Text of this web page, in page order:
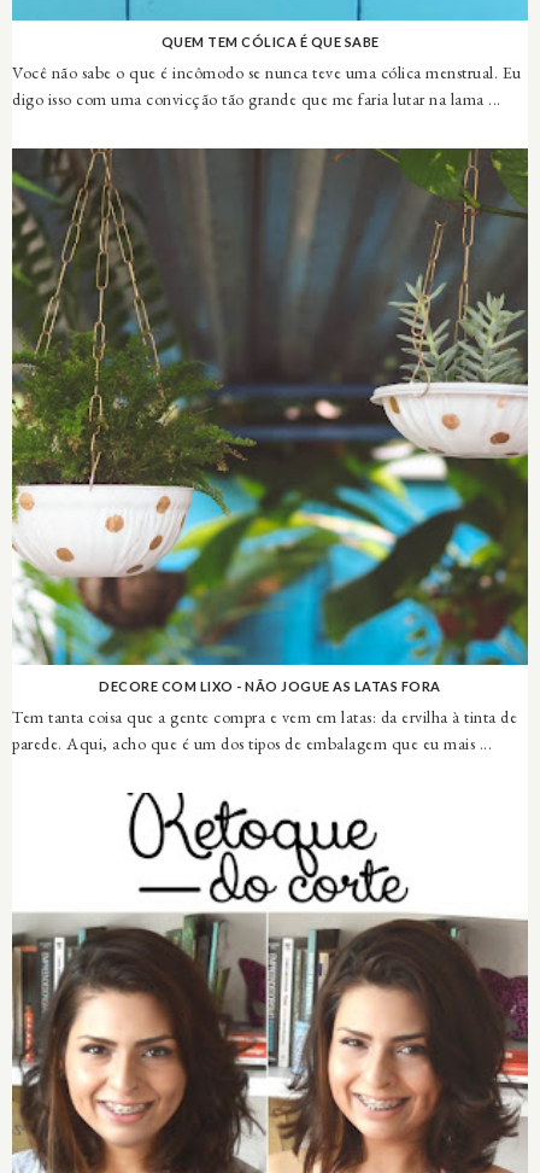
QUEM TEM CÓLICA É QUE SABE
Você não sabe o que é incômodo se nunca teve uma cólica menstrual. Eu
digo isso com uma convicção tão grande que me faria lutar na lama ...
DECORE COM LIXO - NÃO JOGUE AS LATAS FORA
Tem tanta coisa que a gente compra e vem em latas: da ervilha à tinta de
parede. Aqui, acho que é um dos tipos de embalagem que eu mais ...